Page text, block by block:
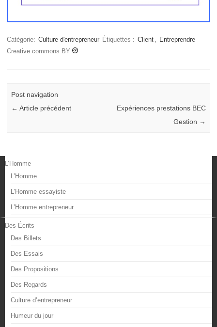
Catégorie: Culture d'entrepreneur Étiquettes : Client
Entreprendre
Creative commons BY
Post navigation
← Article précédent
Expériences prestations BEC
Gestion →
L’Homme
L’Homme
L’Homme essayiste
L’Homme entrepreneur
Des Écrits
Des Billets
Des Essais
Des Propositions
Des Regards
Culture d’entrepreneur
Humeur du jour